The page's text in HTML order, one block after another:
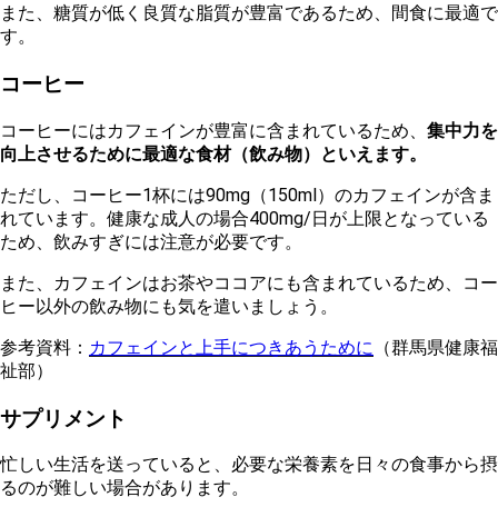
また、糖質が低く良質な脂質が豊富であるため、間食に最適で
す。
コーヒー
コーヒーにはカフェインが豊富に含まれているため、 集中力を
向上させるために最適な食材（飲み物）といえます。
ただし、コーヒー1杯には90mg（150ml）のカフェインが含ま
れています。健康な成人の場合400mg/日が上限となっている
ため、飲みすぎには注意が必要です。
また、カフェインはお茶やココアにも含まれているため、コー
ヒー以外の飲み物にも気を遣いましょう。
参考資料： カフェインと上手につきあうために （群馬県健康福
祉部）
サプリメント
忙しい生活を送っていると、必要な栄養素を日々の食事から摂
るのが難しい場合があります。